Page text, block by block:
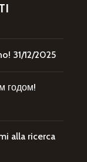
31/12/2025
годом!
alla ricerca